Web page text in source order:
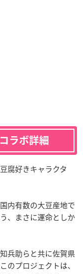
ラボ詳細
腐好きキャラクタ
内有数の大豆産地で
、まさに運命としか
兵助らと共に佐賀県
のプロジェクトは、